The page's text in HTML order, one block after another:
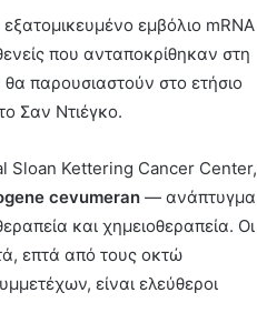
εμβόλιο mRNA
που ανταποκρίθηκαν στη
παρουσιαστούν στο ετήσιο
Σαν Ντιέγκο.
Sloan Kettering Cancer Center,
cevumeran — ανάπτυγμα
και χημειοθεραπεία. Οι
επτά από τους οκτώ
είναι ελεύθεροι